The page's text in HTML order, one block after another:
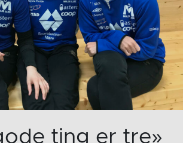
ting er tre»